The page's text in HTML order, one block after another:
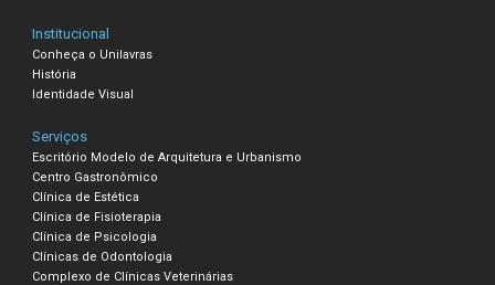
Institucional
Conheça o Unilavras
História
Identidade Visual
Serviços
Escritório Modelo de Arquitetura e Urbanismo
Centro Gastronômico
Clínica de Estética
Clínica de Fisioterapia
Clínica de Psicologia
Clínicas de Odontologia
Complexo de Clínicas Veterinárias